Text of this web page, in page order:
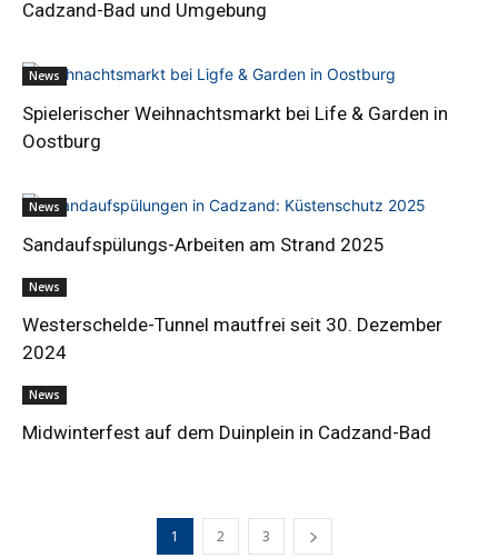
Cadzand-Bad und Umgebung
News
Spielerischer Weihnachtsmarkt bei Life & Garden in
Oostburg
News
Sandaufspülungs-Arbeiten am Strand 2025
News
Westerschelde-Tunnel mautfrei seit 30. Dezember
2024
News
Midwinterfest auf dem Duinplein in Cadzand-Bad
1 2 3